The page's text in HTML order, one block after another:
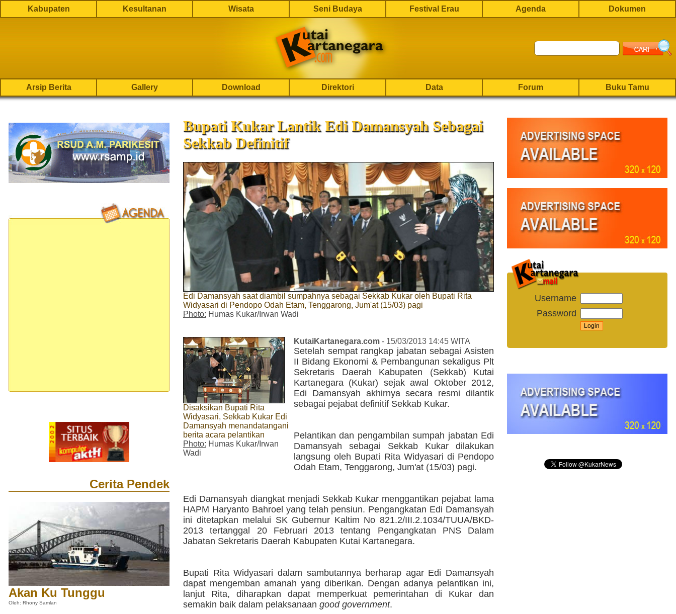
Kabupaten Kesultanan Wisata Seni Budaya Festival Erau Agenda Dokumen
Arsip Berita Gallery Download Direktori Data Forum Buku Tamu
Cerita Pendek
Akan Ku Tunggu
Oleh: Rhony Samlan
Bupati Kukar Lantik Edi Damansyah Sebagai
Sekkab Definitif
Edi Damansyah saat diambil sumpahnya sebagai Sekkab Kukar oleh Bupati Rita
Widyasari di Pendopo Odah Etam, Tenggarong, Jum'at (15/03) pagi
Photo: Humas Kukar/Irwan Wadi
Disaksikan Bupati Rita
Widyasari, Sekkab Kukar Edi
Damansyah menandatangani
berita acara pelantikan
Photo: Humas Kukar/Irwan
Wadi
KutaiKartanegara.com - 15/03/2013 14:45 WITA
Setelah sempat rangkap jabatan sebagai Asisten
II Bidang Ekonomi & Pembangunan sekaligus Plt
Sekretaris Daerah Kabupaten (Sekkab) Kutai
Kartanegara (Kukar) sejak awal Oktober 2012,
Edi Damansyah akhirnya secara resmi dilantik
sebagai pejabat definitif Sekkab Kukar.
Pelantikan dan pengambilan sumpah jabatan Edi
Damansyah sebagai Sekkab Kukar dilakukan
langsung oleh Bupati Rita Widyasari di Pendopo
Odah Etam, Tenggarong, Jum'at (15/03) pagi.
Edi Damansyah diangkat menjadi Sekkab Kukar menggantikan pejabat lama
HAPM Haryanto Bahroel yang telah pensiun. Pengangkatan Edi Damansyah
ini ditetapkan melalui SK Gubernur Kaltim No 821.2/III.2.1034/TUUA/BKD-
2013 tertanggal 20 Februari 2013 tentang Pengangkatan PNS Dalam
Jabatan Sekretaris Daerah Kabupaten Kutai Kartanegara.
Bupati Rita Widyasari dalam sambutannya berharap agar Edi Damansyah
dapat mengemban amanah yang diberikan. Dengan adanya pelantikan ini,
lanjut Rita, diharapkan dapat memperkuat pemerintahan di Kukar dan
semakin baik dalam pelaksanaan good government.
Username
Password